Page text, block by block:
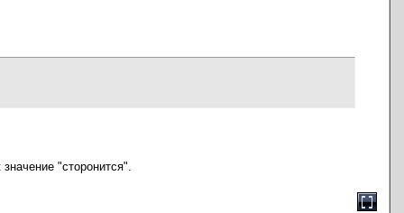
"сторонится".